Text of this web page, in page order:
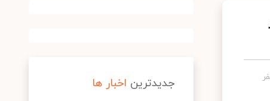
جدیدترین اخبار ها